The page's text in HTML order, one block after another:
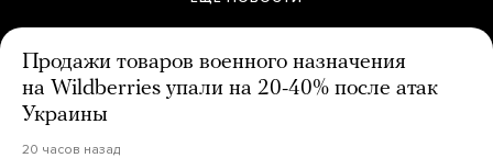
Продажи товаров военного назначения
на Wildberries упали на 20-40% после атак
Украины
20 часов назад